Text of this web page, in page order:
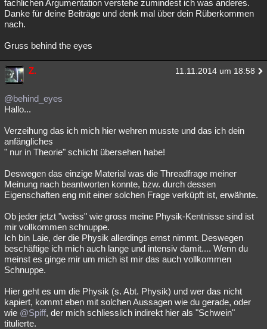
fachlichen Argumentation verstehe zumindest ich was anderes.
Danke für deine Beiträge und denk mal über dein Rüberkommen
nach.
Gruss behind the eyes
Z. 11.11.2014 um 18:58
@behind_eyes
Hallo...
Verzeihung das ich mich hier wehren musste und das ich dein
anfängliches
" nur in Theorie" schlicht übersehen habe!
Deswegen das einzige Material was die Threadfrage meiner
Meinung nach beantworten konnte, bzw. durch dessen
Eigenschaften eng mit einer solchen Frage verküpft ist, erwähnte.
Ob jeder jetzt "weiss" wie gross meine Physik-Kentnisse sind ist
mir vollkommen schnuppe.
Ich bin Laie, der die Physik allerdings ernst nimmt. Deswegen
beschäftige ich mich auch lange und intensiv damit.... Wenn du
meinst es ginge mir um mich ist mir das auch vollkommen
Schnuppe.
Hier geht es um die Physik (s. Abt. Physik) und wer das nicht
kapiert, kommt eben mit solchen Aussagen wie du gerade, oder
wie @Spiff, der mich schliesslich indirekt hier als "Schwein"
titulierte.